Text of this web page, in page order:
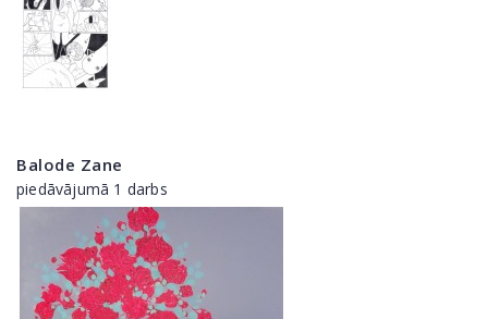
Balode Zane
piedāvājumā 1 darbs